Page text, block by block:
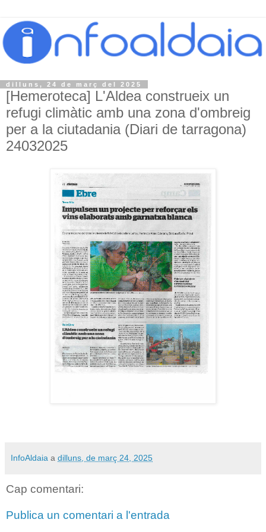
dilluns, 24 de març del 2025
[Hemeroteca] L'Aldea construeix un
refugi climàtic amb una zona d'ombreig
per a la ciutadania (Diari de tarragona)
24032025
InfoAldaia a dilluns, de març 24, 2025
Cap comentari:
Publica un comentari a l'entrada